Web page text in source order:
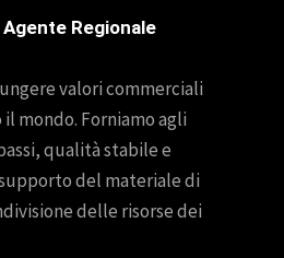
Regionale
valori commerciali
mondo. Forniamo agli
qualità stabile e
del materiale di
delle risorse dei